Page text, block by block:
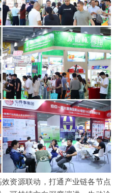
资源联动，打通产业链各节点